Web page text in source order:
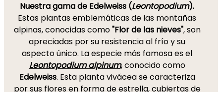
Nuestra gama de Edelweiss (Leontopodium).
Estas plantas emblemáticas de las montañas
alpinas, conocidas como"Flor de las nieves", son
apreciadas por su resistencia al frío y su
aspecto único. La especie más famosa es el
Leontopodium alpinum, conocido como
Edelweiss. Esta planta vivácea se caracteriza
por sus flores en forma de estrella, cubiertas de